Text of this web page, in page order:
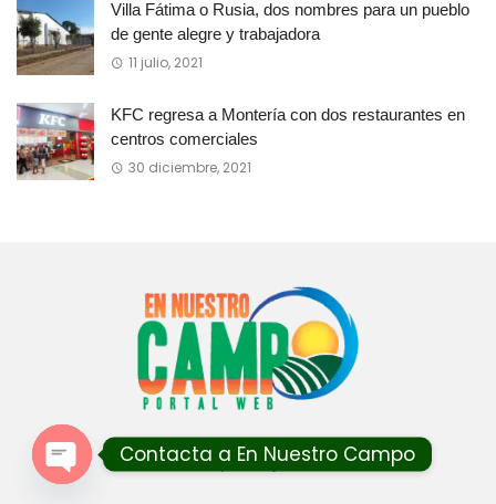
Villa Fátima o Rusia, dos nombres para un pueblo
de gente alegre y trabajadora
11 julio, 2021
KFC regresa a Montería con dos restaurantes en
centros comerciales
30 diciembre, 2021
By BKNinja
Contacta a En Nuestro Campo